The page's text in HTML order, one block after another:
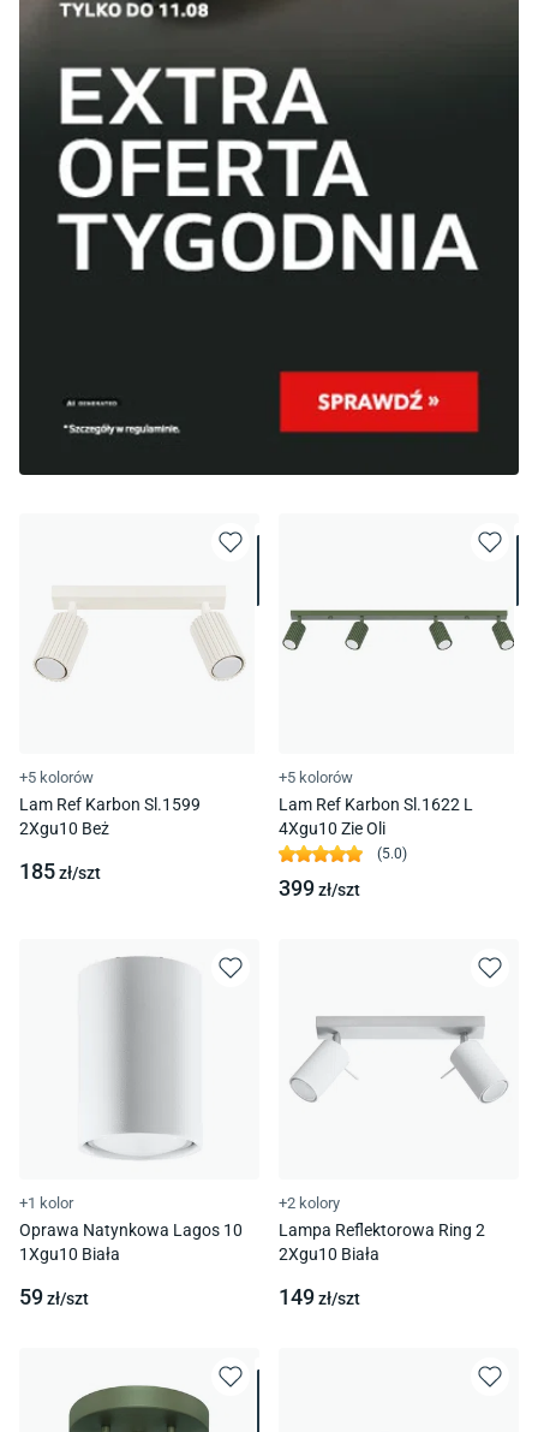
+5 kolorów
Lam Ref Karbon Sl.1599
2Xgu10 Beż
185zł/szt
+5 kolorów
Lam Ref Karbon Sl.1622 L
4Xgu10 Zie Oli
(5.0)
399zł/szt
+1 kolor
Oprawa Natynkowa Lagos 10
1Xgu10 Biała
59zł/szt
+2 kolory
Lampa Reflektorowa Ring 2
2Xgu10 Biała
149zł/szt